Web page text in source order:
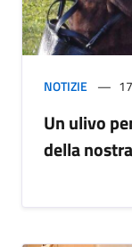
NOTIZIE
Un ulivo
della